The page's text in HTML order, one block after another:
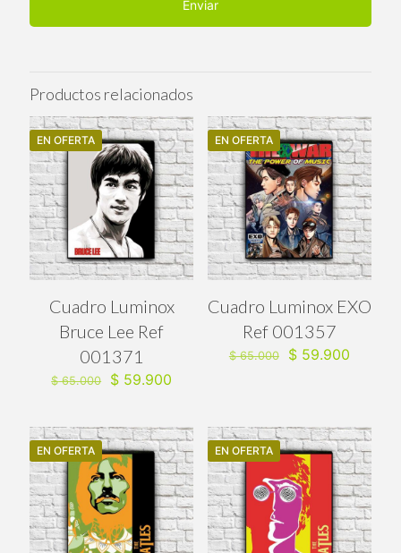
Productos relacionados
EN OFERTA
Cuadro Luminox
Bruce Lee Ref
001371
$65.000
El
era:
$ 65.000.
$ 59.900
es:
$ 59.900.
EN OFERTA
Cuadro Luminox EXO
Ref 001357
$65.000
El
$59.900El
EN OFERTA EN OFERTA